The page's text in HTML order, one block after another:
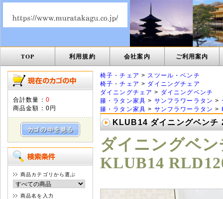
TOP 利用規約 会社案内 ご利用案内
合計数量： 0
商品金額： 0円
商品カテゴリから選ぶ
商品名を入力
椅子・チェア > スツール・ベンチ
椅子・チェア > ダイニングチェア
ダイニングチェア > ダイニングベンチ
籐・ラタン家具 > サンフラワーラタン >
籐・ラタン家具 > サンフラワーラタン >
KLUB14 ダイニングベンチ
ダイニングベ
KLUB14